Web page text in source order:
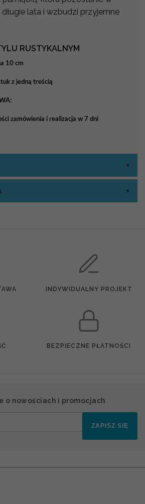
lata i wzbudzi przyjemne
RUSTYKALNYM
10 cm
z jedną treścią
zamówienia i realizacja w 7 dni
INDYWIDUALNY PROJEKT
BEZPIECZNE PŁATNOŚCI
o nowościach i promocjach
ZAPISZ SIĘ